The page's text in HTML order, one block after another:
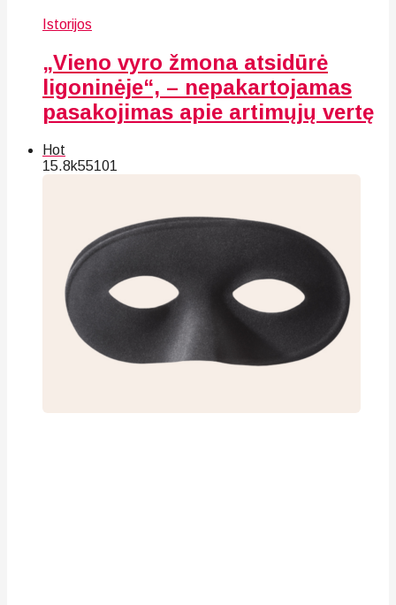
Istorijos
„Vieno vyro žmona atsidūrė
ligoninėje“, – nepakartojamas
pasakojimas apie artimųjų vertę
Hot
15.8k55101